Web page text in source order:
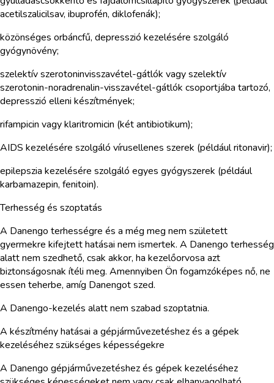
acetilszalicilsav, ibuprofén, diklofenák);
közönséges orbáncfű, depresszió kezelésére szolgáló
gyógynövény;
szelektív szerotoninvisszavétel-gátlók vagy szelektív
szerotonin-noradrenalin-visszavétel-gátlók csoportjába tartozó,
depresszió elleni készítmények;
rifampicin vagy klaritromicin (két antibiotikum);
AIDS kezelésére szolgáló vírusellenes szerek (például ritonavir);
epilepszia kezelésére szolgáló egyes gyógyszerek (például
karbamazepin, fenitoin).
Terhesség és szoptatás
A Danengo terhességre és a még meg nem született
gyermekre kifejtett hatásai nem ismertek. A Danengo terhesség
alatt nem szedhető, csak akkor, ha kezelőorvosa azt
biztonságosnak ítéli meg. Amennyiben Ön fogamzóképes nő, ne
essen teherbe, amíg Danengot szed.
A Danengo-kezelés alatt nem szabad szoptatnia.
A készítmény hatásai a gépjárművezetéshez és a gépek
kezeléséhez szükséges képességekre
A Danengo gépjárművezetéshez és gépek kezeléséhez